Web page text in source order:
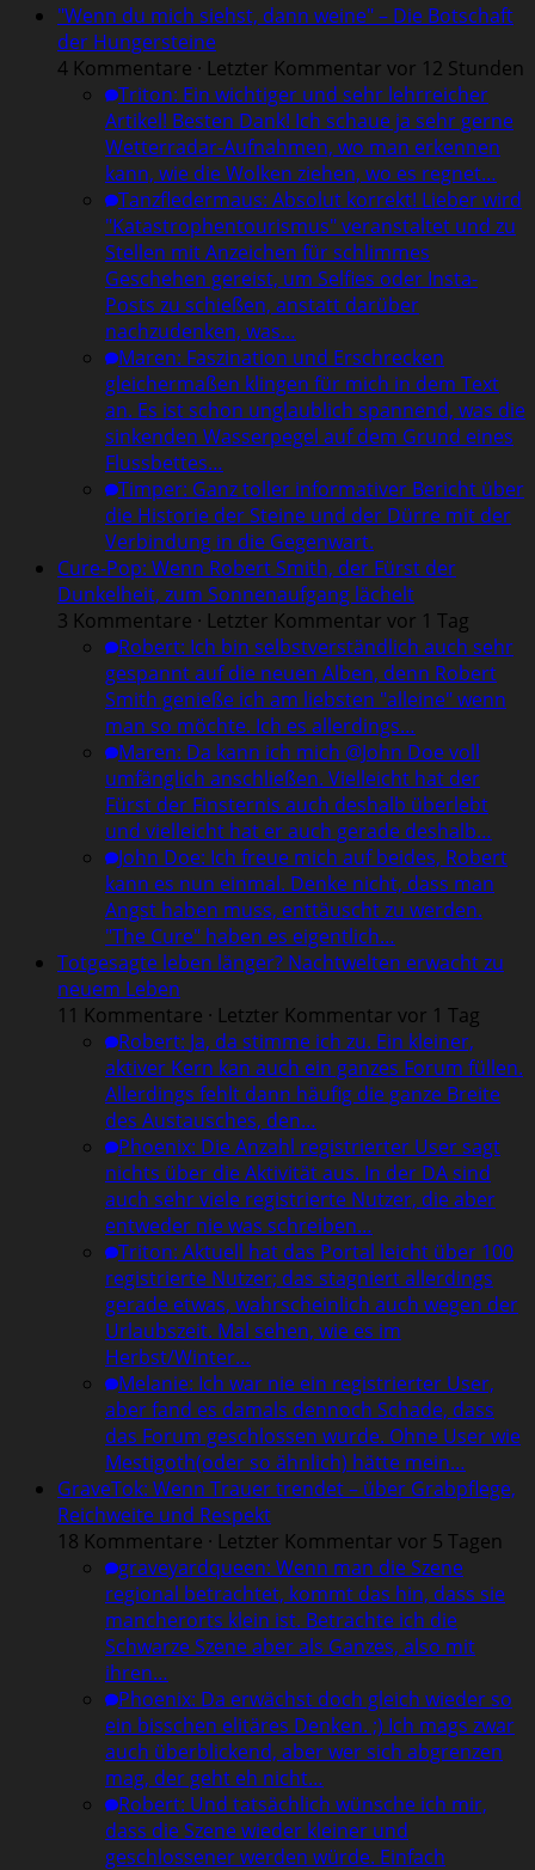
"Wenn du mich siehst, dann weine" – Die Botschaft
der Hungersteine
4 Kommentare · Letzter Kommentar vor 12 Stunden
Triton: Ein wichtiger und sehr lehrreicher
Artikel! Besten Dank! Ich schaue ja sehr gerne
Wetterradar-Aufnahmen, wo man erkennen
kann, wie die Wolken ziehen, wo es regnet…
Tanzfledermaus: Absolut korrekt! Lieber wird
"Katastrophentourismus" veranstaltet und zu
Stellen mit Anzeichen für schlimmes
Geschehen gereist, um Selfies oder Insta-
Posts zu schießen, anstatt darüber
nachzudenken, was…
Maren: Faszination und Erschrecken
gleichermaßen klingen für mich in dem Text
an. Es ist schon unglaublich spannend, was die
sinkenden Wasserpegel auf dem Grund eines
Flussbettes…
Timper: Ganz toller informativer Bericht über
die Historie der Steine und der Dürre mit der
Verbindung in die Gegenwart.
Cure-Pop: Wenn Robert Smith, der Fürst der
Dunkelheit, zum Sonnenaufgang lächelt
3 Kommentare · Letzter Kommentar vor 1 Tag
Robert: Ich bin selbstverständlich auch sehr
gespannt auf die neuen Alben, denn Robert
Smith genieße ich am liebsten "alleine" wenn
man so möchte. Ich es allerdings…
Maren: Da kann ich mich @John Doe voll
umfänglich anschließen. Vielleicht hat der
Fürst der Finsternis auch deshalb überlebt
und vielleicht hat er auch gerade deshalb…
John Doe: Ich freue mich auf beides, Robert
kann es nun einmal. Denke nicht, dass man
Angst haben muss, enttäuscht zu werden.
"The Cure" haben es eigentlich…
Totgesagte leben länger? Nachtwelten erwacht zu
neuem Leben
11 Kommentare · Letzter Kommentar vor 1 Tag
Robert: Ja, da stimme ich zu. Ein kleiner,
aktiver Kern kan auch ein ganzes Forum füllen.
Allerdings fehlt dann häufig die ganze Breite
des Austausches, den…
Phoenix: Die Anzahl registrierter User sagt
nichts über die Aktivität aus. In der DA sind
auch sehr viele registrierte Nutzer, die aber
entweder nie was schreiben…
Triton: Aktuell hat das Portal leicht über 100
registrierte Nutzer; das stagniert allerdings
gerade etwas, wahrscheinlich auch wegen der
Urlaubszeit. Mal sehen, wie es im
Herbst/Winter…
Melanie: Ich war nie ein registrierter User,
aber fand es damals dennoch Schade, dass
das Forum geschlossen wurde. Ohne User wie
Mestigoth(oder so ähnlich) hätte mein…
GraveTok: Wenn Trauer trendet – über Grabpflege,
Reichweite und Respekt
18 Kommentare · Letzter Kommentar vor 5 Tagen
graveyardqueen: Wenn man die Szene
regional betrachtet, kommt das hin, dass sie
mancherorts klein ist. Betrachte ich die
Schwarze Szene aber als Ganzes, also mit
ihren…
Phoenix: Da erwächst doch gleich wieder so
ein bisschen elitäres Denken. ;) Ich mags zwar
auch überblickend, aber wer sich abgrenzen
mag, der geht eh nicht…
Robert: Und tatsächlich wünsche ich mir,
dass die Szene wieder kleiner und
geschlossener werden würde. Einfach